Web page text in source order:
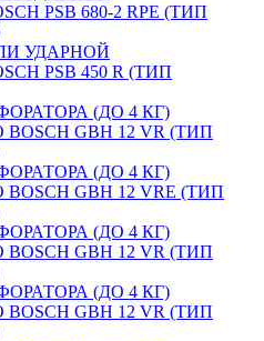
PSB 680-2 RPE (ТИП
УДАРНОЙ
PSB 450 R (ТИП
(ДО 4 КГ)
GBH 12 VR (ТИП
(ДО 4 КГ)
GBH 12 VRE (ТИП
(ДО 4 КГ)
GBH 12 VR (ТИП
(ДО 4 КГ)
GBH 12 VR (ТИП